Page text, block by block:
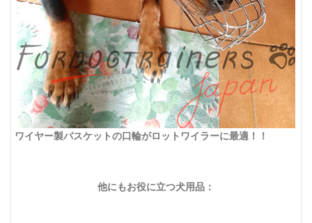
ワイヤー製バスケットの口輪がロットワイラーに最適！！
他にもお役に立つ犬用品：